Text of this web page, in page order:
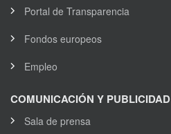
Portal de Transparencia
Fondos europeos
Empleo
COMUNICACIÓN Y PUBLICIDAD
Sala de prensa